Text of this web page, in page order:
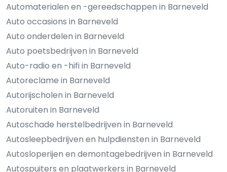
Automaterialen en -gereedschappen in Barneveld
Auto occasions in Barneveld
Auto onderdelen in Barneveld
Auto poetsbedrijven in Barneveld
Auto-radio en -hifi in Barneveld
Autoreclame in Barneveld
Autorijscholen in Barneveld
Autoruiten in Barneveld
Autoschade herstelbedrijven in Barneveld
Autosleepbedrijven en hulpdiensten in Barneveld
Autosloperijen en demontagebedrijven in Barneveld
Autospuiters en plaatwerkers in Barneveld